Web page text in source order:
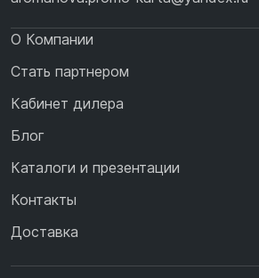
О Компании
Стать партнером
Кабинет дилера
Блог
Каталоги и презентации
Контакты
Доставка